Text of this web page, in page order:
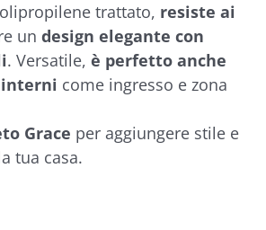
trattato, resiste ai
un design elegante con
. Versatile, è perfetto anche
come ingresso e zona
Grace per aggiungere stile e
tua casa.